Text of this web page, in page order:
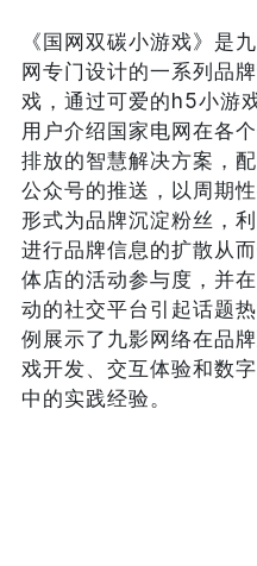
《国网双碳小游戏》是
网专门设计的一系列品
戏，通过可爱的h5小游
用户介绍国家电网在各
排放的智慧解决方案，
公众号的推送，以周期
形式为品牌沉淀粉丝，
进行品牌信息的扩散从
体店的活动参与度，并
动的社交平台引起话题
例展示了九影网络在品
戏开发、交互体验和数
中的实践经验。